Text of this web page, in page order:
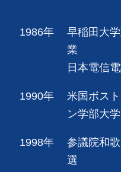
1986年
早稲田大
業
日本電信
1990年
米国ボス
ン学部大
1998年
参議院和
選